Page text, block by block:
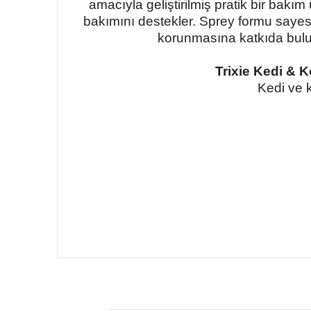
amacıyla geliştirilmiş pratik bir
bakımını destekler. Sprey formu
korunmasına katkıda
Trixie Kedi &
Kedi ve